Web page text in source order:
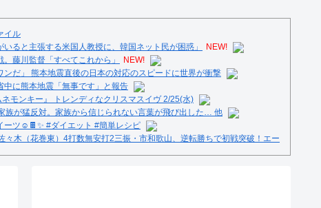
イル
ると主張する米国人教授に、韓国ネット民が困惑」
NEW!
藤川監督「すべてこれから」
NEW!
だ」 熊本地震直後の日本の対応のスピードに世界が衝撃
に熊本地震「無事です」と報告
ネモンキー』 トレンディなクリスマスイヴ 2/25(水)
族が猛反対。家族から信じられない言葉が飛び出した… 他
ーツ☺️🍫✨ #ダイエット #簡単レシピ
々木（花巻東）4打数無安打2三振・市和歌山、逆転勝ちで初戦突破！エー